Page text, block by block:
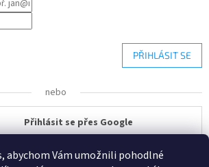
abychom Vám umožnili pohodlné
PŘIHLÁSIT SE
nebo
Přihlásit se přes Google
Přihlásit se přes Seznam